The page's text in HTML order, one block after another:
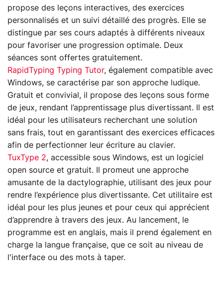
propose des leçons interactives, des exercices
personnalisés et un suivi détaillé des progrès. Elle se
distingue par ses cours adaptés à différents niveaux
pour favoriser une progression optimale. Deux
séances sont offertes gratuitement.
RapidTyping Typing Tutor, également compatible avec
Windows, se caractérise par son approche ludique.
Gratuit et convivial, il propose des leçons sous forme
de jeux, rendant l’apprentissage plus divertissant. Il est
idéal pour les utilisateurs recherchant une solution
sans frais, tout en garantissant des exercices efficaces
afin de perfectionner leur écriture au clavier.
TuxType 2, accessible sous Windows, est un logiciel
open source et gratuit. Il promeut une approche
amusante de la dactylographie, utilisant des jeux pour
rendre l’expérience plus divertissante. Cet utilitaire est
idéal pour les plus jeunes et pour ceux qui apprécient
d’apprendre à travers des jeux. Au lancement, le
programme est en anglais, mais il prend également en
charge la langue française, que ce soit au niveau de
l'interface ou des mots à taper.